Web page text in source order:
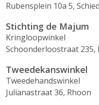
Rubensplein 10a 5,
Stichting de Majum
Kringloopwinkel
Schoonderloostraat 235,
Tweedekanswinkel
Tweedehandswinkel
Julianastraat 36, Rhoon